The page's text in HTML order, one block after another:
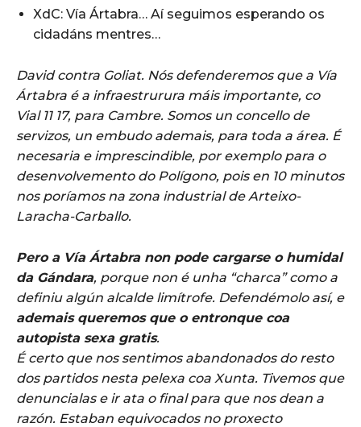
XdC: Vía Ártabra… Aí seguimos esperando os
cidadáns mentres…
David contra Goliat. Nós defenderemos que a Vía
Ártabra é a infraestrurura máis importante, co
Vial 11 17, para Cambre. Somos un concello de
servizos, un embudo ademais, para toda a área. É
necesaria e imprescindible, por exemplo para o
desenvolvemento do Polígono, pois en 10 minutos
nos poríamos na zona industrial de Arteixo-
Laracha-Carballo.
Pero a Vía Ártabra non pode cargarse o humidal
da Gándara, porque non é unha “charca” como a
definiu algún alcalde limítrofe. Defendémolo así, e
ademais queremos que o entronque coa
autopista sexa gratis.
É certo que nos sentimos abandonados do resto
dos partidos nesta pelexa coa Xunta. Tivemos que
denuncialas e ir ata o final para que nos dean a
razón. Estaban equivocados no proxecto